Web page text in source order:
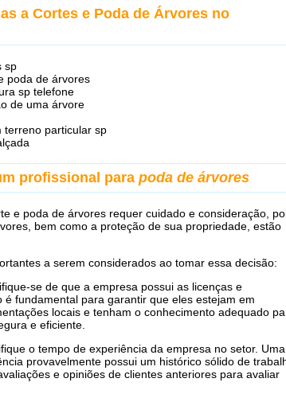
a Cortes e Poda de Árvores no
sp
poda de árvores
sp telefone
de uma árvore
terreno particular sp
profissional para poda de árvores
e poda de árvores requer cuidado e consideração,
bem como a proteção de sua propriedade, estão
a serem considerados ao tomar essa decisão:
se de que a empresa possui as licenças e
é fundamental para garantir que eles estejam em
locais e tenham o conhecimento adequado
e eficiente.
o tempo de experiência da empresa no setor. Uma
provavelmente possui um histórico sólido de
e opiniões de clientes anteriores para avaliar